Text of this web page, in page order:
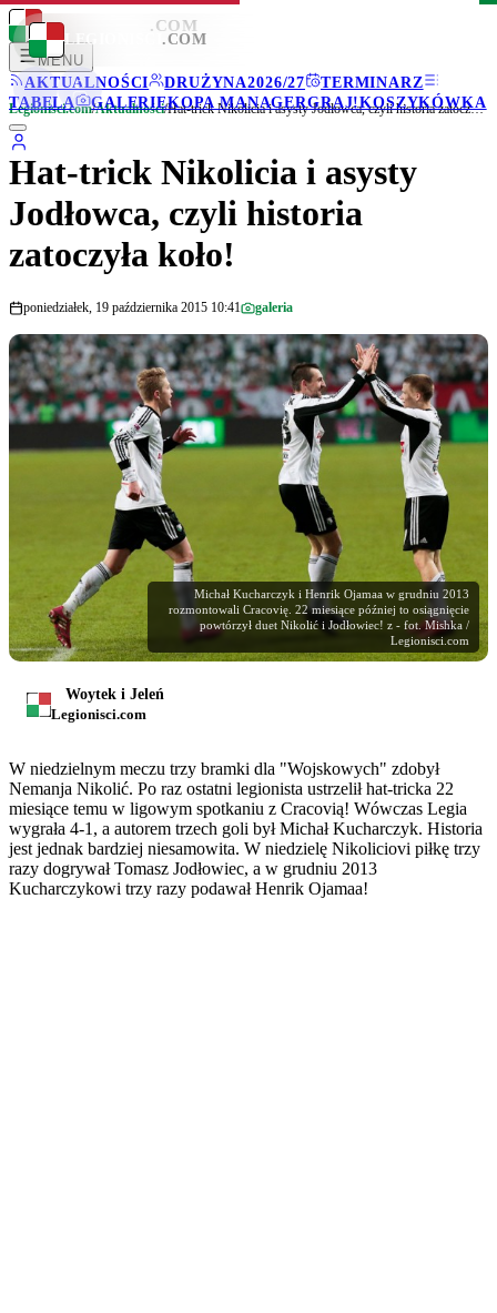
LEGIONISCI .COM
MENU
AKTUALNOŚCI
DRUŻYNA2026/27
TERMINARZ
TABELA
GALERIEKOPA MANAGERGRAJ!KOSZYKÓWKA
LEGIONISCI .COM
Legionisci.com/Aktualności/ Hat-trick Nikolicia i asysty Jodłowca, czyli historia zatoczyła koło!
Hat-trick Nikolicia i asysty
Jodłowca, czyli historia
zatoczyła koło!
poniedziałek, 19 października 2015 10:41 galeria
Michał Kucharczyk i Henrik Ojamaa w grudniu 2013
rozmontowali Cracovię. 22 miesiące później to osiągnięcie
powtórzył duet Nikolić i Jodłowiec! z - fot. Mishka /
Legionisci.com
Woytek i Jeleń
Legionisci.com
W niedzielnym meczu trzy bramki dla "Wojskowych" zdobył
Nemanja Nikolić. Po raz ostatni legionista ustrzelił hat-tricka 22
miesiące temu w ligowym spotkaniu z Cracovią! Wówczas Legia
wygrała 4-1, a autorem trzech goli był Michał Kucharczyk. Historia
jest jednak bardziej niesamowita. W niedzielę Nikoliciovi piłkę trzy
razy dogrywał Tomasz Jodłowiec, a w grudniu 2013
Kucharczykowi trzy razy podawał Henrik Ojamaa!